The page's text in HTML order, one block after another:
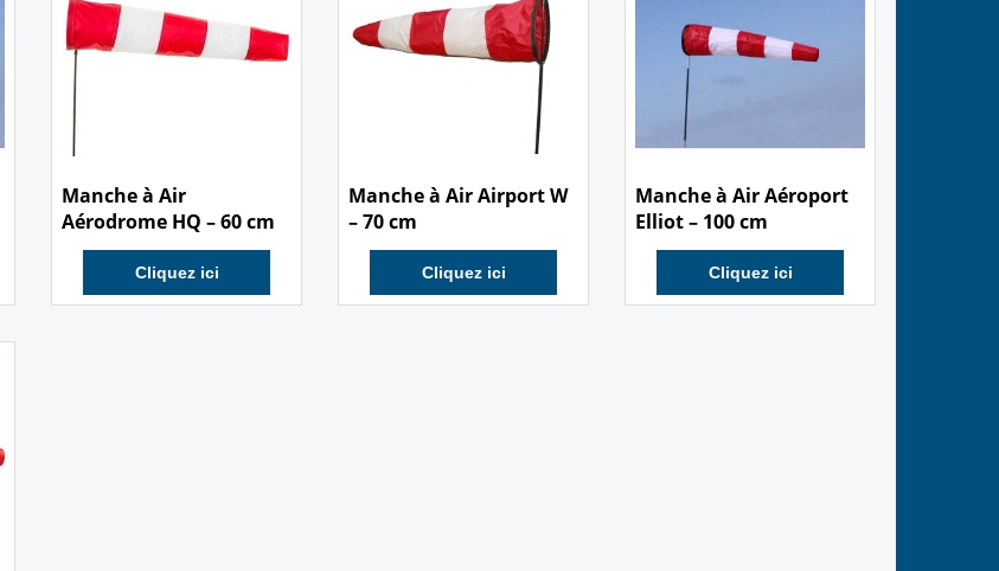
€ 15.00
Manche à Air
Aérodrome HQ – 60 cm
Cliquez ici
€ 14.00
Manche à Air Airport W
– 70 cm
Cliquez ici
€ 20.00
Manche à Air Aéroport
Elliot – 100 cm
Cliquez ici